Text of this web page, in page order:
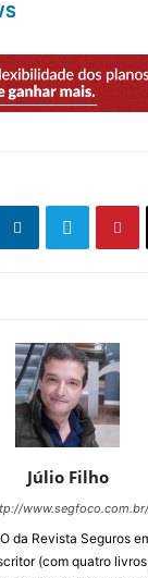
Júlio Filho
www.segfoco.com.br/
da Revista Seguros
(com quatro